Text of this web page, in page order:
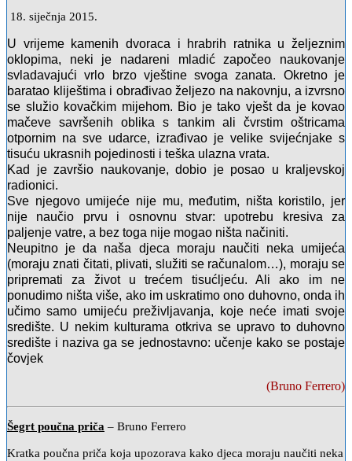
18. siječnja 2015.
U vrijeme kamenih dvoraca i hrabrih ratnika u željeznim
oklopima, neki je nadareni mladić započeo naukovanje
svladavajući vrlo brzo vještine svoga zanata. Okretno je
baratao kliještima i obrađivao željezo na nakovnju, a izvrsno
se služio kovačkim mijehom. Bio je tako vješt da je kovao
mačeve savršenih oblika s tankim ali čvrstim oštricama
otpornim na sve udarce, izrađivao je velike svijećnjake s
tisuću ukrasnih pojedinosti i teška ulazna vrata.
Kad je završio naukovanje, dobio je posao u kraljevskoj
radionici.
Sve njegovo umijeće nije mu, međutim, ništa koristilo, jer
nije naučio prvu i osnovnu stvar: upotrebu kresiva za
paljenje vatre, a bez toga nije mogao ništa načiniti.
Neupitno je da naša djeca moraju naučiti neka umijeća
(moraju znati čitati, plivati, služiti se računalom…), moraju se
pripremati za život u trećem tisućljeću. Ali ako im ne
ponudimo ništa više, ako im uskratimo ono duhovno, onda ih
učimo samo umijeću preživljavanja, koje neće imati svoje
središte. U nekim kulturama otkriva se upravo to duhovno
središte i naziva ga se jednostavno: učenje kako se postaje
čovjek
(Bruno Ferrero)
Šegrt poučna priča – Bruno Ferrero
Kratka poučna priča koja upozorava kako djeca moraju naučiti neka